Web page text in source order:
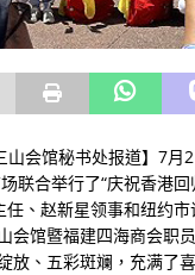
会馆秘书处报道】7月
联合举行了“庆祝香港
、赵新星领事和纽约
会馆暨福建四海商会职
放、五彩斑斓，充满了